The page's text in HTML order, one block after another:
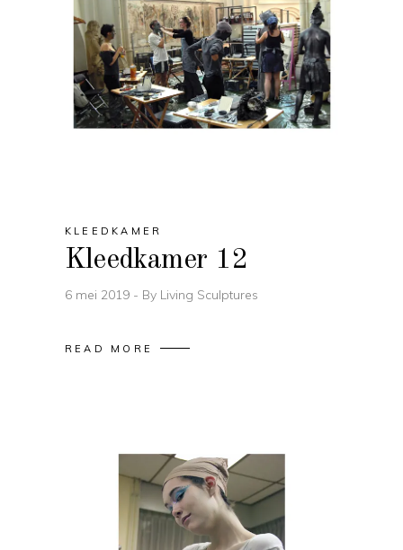
KLEEDKAMER
Kleedkamer 12
6 mei 2019 By Living Sculptures
READ MORE